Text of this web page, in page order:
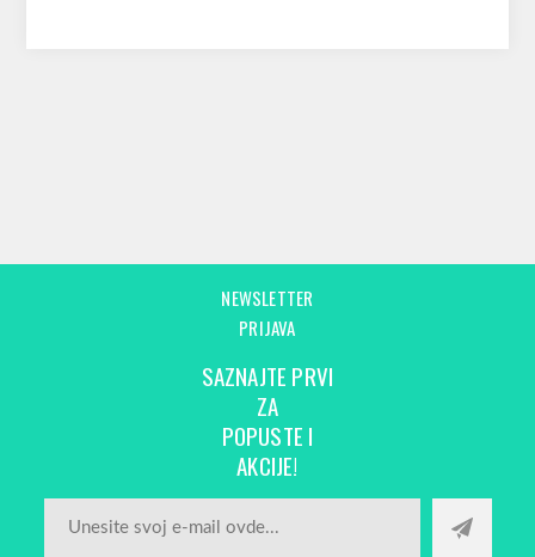
NEWSLETTER
PRIJAVA
SAZNAJTE PRVI
ZA
POPUSTE I
AKCIJE!